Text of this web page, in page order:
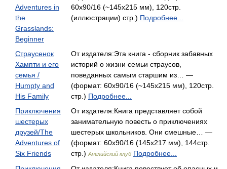
Adventures in
the
Grasslands:
Beginner
60х90/16 (~145х215 мм), 120стр.
(иллюстрации) стр.) Подробнее...
Страусенок
Хампти и его
семья /
Humpty and
His Family
От издателя:Эта книга - сборник забавных
историй о жизни семьи страусов,
поведанных самым старшим из… —
(формат: 60х90/16 (~145х215 мм), 120стр.
стр.) Подробнее...
Приключения
шестерых
друзей/The
Adventures of
Six Friends
От издателя:Книга представляет собой
занимательную повесть о приключениях
шестерых школьников. Они смешные… —
(формат: 60x90/16 (145х217 мм), 144стр.
стр.) Английский клуб Подробнее...